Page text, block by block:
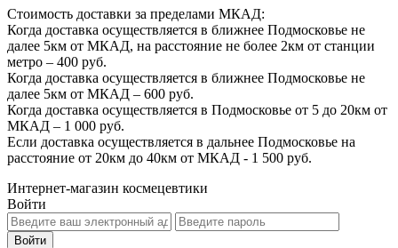
Стоимость доставки за пределами МКАД:
Когда доставка осуществляется в ближнее Подмосковье не
далее 5км от МКАД, на расстояние не более 2км от станции
метро – 400 руб.
Когда доставка осуществляется в ближнее Подмосковье не
далее 5км от МКАД – 600 руб.
Когда доставка осуществляется в Подмосковье от 5 до 20км от
МКАД – 1 000 руб.
Если доставка осуществляется в дальнее Подмосковье на
расстояние от 20км до 40км от МКАД - 1 500 руб.
Интернет-магазин космецевтики
Войти